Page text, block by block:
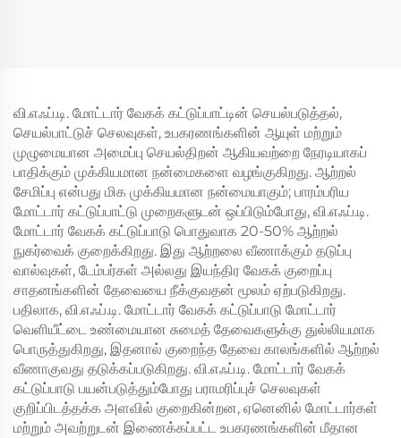
வி.எஃப்.டி. மோட்டார் வேகக் கட்டுப்பாட்டின் செயல்படுத்தல்,
செயல்பாட்டுச் செலவுகள், உபகரணங்களின் ஆயுள் மற்றும்
முழுமையான அமைப்பு செயல்திறன் ஆகியவற்றை நேரடியாகப்
பாதிக்கும் முக்கியமான நன்மைகளை வழங்குகிறது. ஆற்றல்
சேமிப்பு என்பது மிக முக்கியமான நன்மையாகும்; பாரம்பரிய
மோட்டார் கட்டுப்பாட்டு முறைகளுடன் ஒப்பிடும்போது, வி.எஃப்.டி.
மோட்டார் வேகக் கட்டுப்பாடு பொதுவாக 20-50% ஆற்றல்
நுகர்வைக் குறைக்கிறது. இது ஆற்றலை வீணாக்கும் தடுப்பு
வால்வுகள், டேம்பர்கள் அல்லது இயந்திர வேகக் குறைப்பு
சாதனங்களின் தேவையை நீக்குவதன் மூலம் ஏற்படுகிறது.
பதிலாக, வி.எஃப்.டி. மோட்டார் வேகக் கட்டுப்பாடு மோட்டார்
வெளியீட்டை உண்மையான சுமைத் தேவைகளுக்கு துல்லியமாக
பொருத்துகிறது, இதனால் குறைந்த தேவை காலங்களில் ஆற்றல்
வீணாகுவது தடுக்கப்படுகிறது. வி.எஃப்.டி. மோட்டார் வேகக்
கட்டுப்பாடு பயன்படுத்தும்போது பராமரிப்புச் செலவுகள்
குறிப்பிடத்தக்க அளவில் குறைகின்றன, ஏனெனில் மோட்டார்கள்
மற்றும் அவற்றுடன் இணைக்கப்பட்ட உபகரணங்களின் மீதான